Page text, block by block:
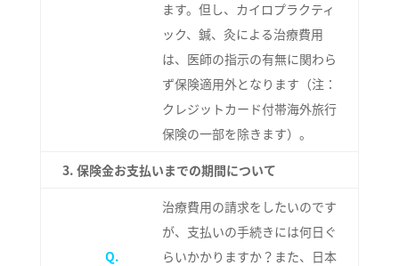
ます。但し、カイロプラクティ
ック、鍼、灸による治療費用
は、医師の指示の有無に関わら
ず保険適用外となります（注：
クレジットカード付帯海外旅行
保険の一部を除きます）。
3. 保険金お支払いまでの期間について
Q.
治療費用の請求をしたいのです
が、支払いの手続きには何日ぐ
らいかかりますか？また、日本